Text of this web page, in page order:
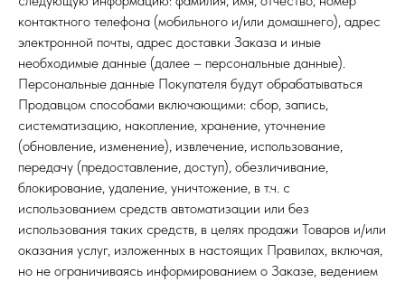
контактного телефона (мобильного и/или домашнего), адрес
электронной почты, адрес доставки Заказа и иные
необходимые данные (далее – персональные данные).
Персональные данные Покупателя будут обрабатываться
Продавцом способами включающими: сбор, запись,
систематизацию, накопление, хранение, уточнение
(обновление, изменение), извлечение, использование,
передачу (предоставление, доступ), обезличивание,
блокирование, удаление, уничтожение, в т.ч. с
использованием средств автоматизации или без
использования таких средств, в целях продажи Товаров и/или
оказания услуг, изложенных в настоящих Правилах, включая,
но не ограничиваясь информированием о Заказе, ведением